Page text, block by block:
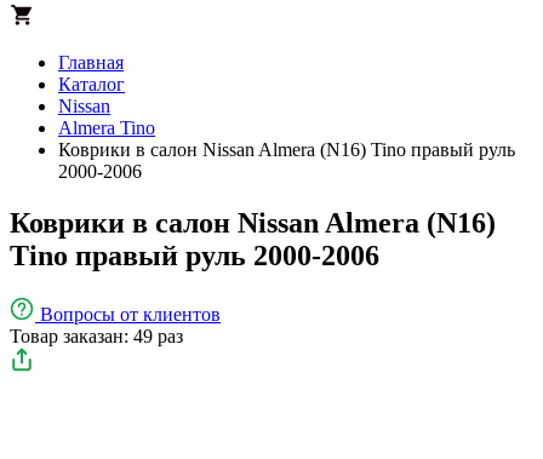
Главная
Каталог
Nissan
Almera Tino
Коврики в салон Nissan Almera (N16) Tino правый руль
2000-2006
Коврики в салон Nissan Almera (N16)
Tino правый руль 2000-2006
Вопросы от клиентов
Товар заказан: 49 раз